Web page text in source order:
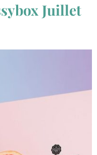
Juillet